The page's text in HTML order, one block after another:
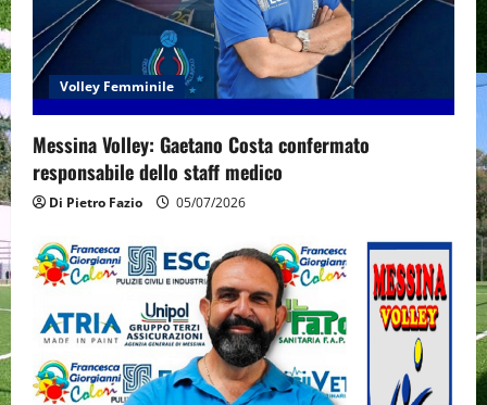
Volley Femminile
Messina Volley: Gaetano Costa confermato
responsabile dello staff medico
Di Pietro Fazio 05/07/2026